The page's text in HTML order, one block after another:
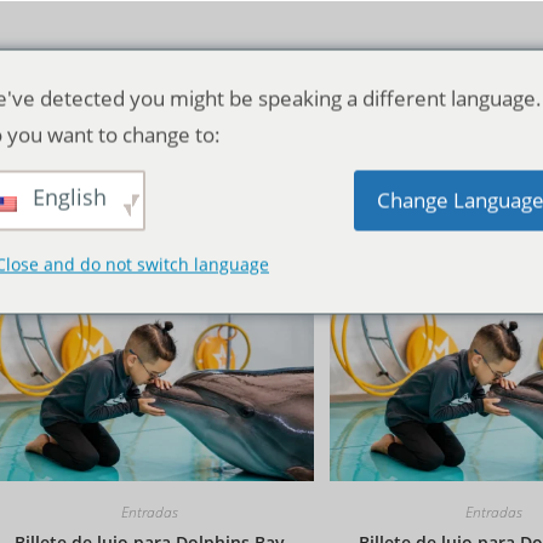
Orden predeterminado
Entradas Entradas
detected you might be speaking a different language.
you want to change to:
English Change Language
and do not switch language